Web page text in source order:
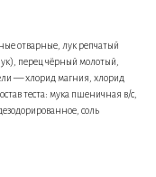
отварные, лук репчатый
перец чёрный молотый,
— хлорид магния, хлорид
теста: мука пшеничная в/с,
соль